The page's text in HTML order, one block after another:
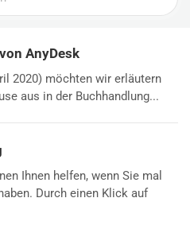
AnyDesk
2020) möchten wir erläutern
aus in der Buchhandlung...
Ihnen helfen, wenn Sie mal
Durch einen Klick auf